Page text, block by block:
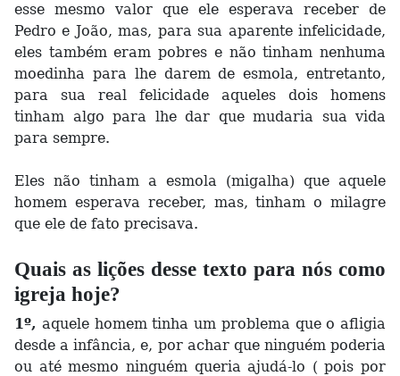
esse mesmo valor que ele esperava receber de
Pedro e João, mas, para sua aparente infelicidade,
eles também eram pobres e não tinham nenhuma
moedinha para lhe darem de esmola, entretanto,
para sua real felicidade aqueles dois homens
tinham algo para lhe dar que mudaria sua vida
para sempre.
Eles não tinham a esmola (migalha) que aquele
homem esperava receber, mas, tinham o milagre
que ele de fato precisava.
Quais as lições desse texto para nós como
igreja hoje?
1º, aquele homem tinha um problema que o afligia
desde a infância, e, por achar que ninguém poderia
ou até mesmo ninguém queria ajudá-lo ( pois por